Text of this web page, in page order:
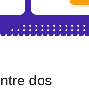
dos